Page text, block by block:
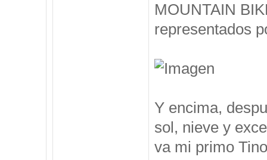
MOUNTAIN
representados
Y encima,
sol, nieve y
va mi primo